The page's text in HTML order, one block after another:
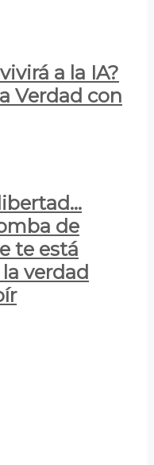
a la IA?
Verdad con
de
te está
verdad